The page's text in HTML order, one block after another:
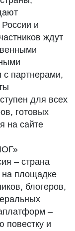
и
ждут
с партнерами,
для всех
готовых
на сайте
– страна
на площадке
блогеров,
–
повестку и